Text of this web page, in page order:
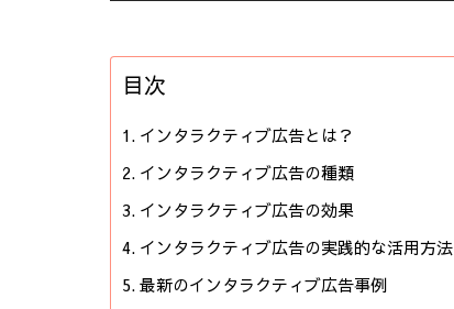
目次
インタラクティブ広告とは？
インタラクティブ広告の種類
インタラクティブ広告の効果
インタラクティブ広告の実践的な活用方法
最新のインタラクティブ広告事例